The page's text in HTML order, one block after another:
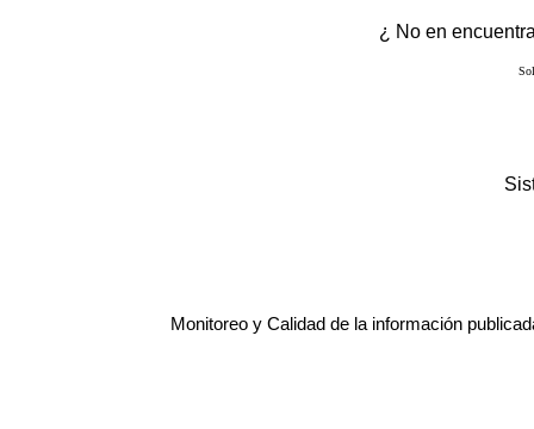
¿ No en
Monitoreo y Calidad de la información